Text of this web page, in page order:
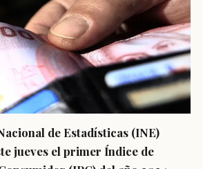
de Estadísticas (INE)
jueves el primer Índice de